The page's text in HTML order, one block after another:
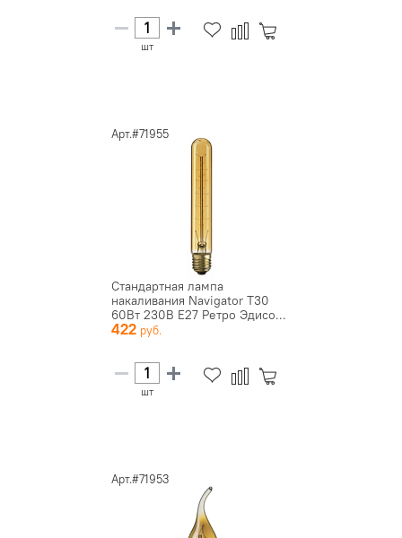
шт
Арт.#71955
Стандартная лампа
накаливания Navigator T30
60Вт 230В E27 Ретро Эдисо...
422
шт
Арт.#71953